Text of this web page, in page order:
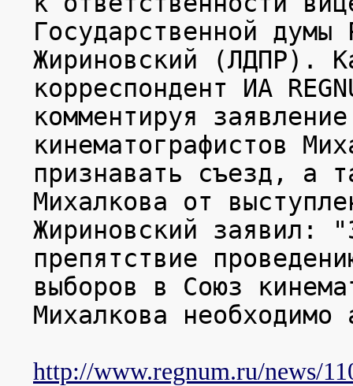
Государственной думы
Жириновский (ЛДПР).
корреспондент ИА
комментируя
кинематографистов
признавать съезд, а
Михалкова от
Жириновский заявил:
препятствие
выборов в Союз
Михалкова необходимо
http://www.regnum.ru/news/